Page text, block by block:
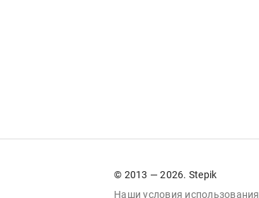
© 2013 — 2026. Stepik
Наши условия использования